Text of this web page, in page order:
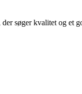
søger kvalitet og et